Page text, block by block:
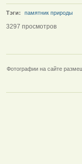
Тэги: памятник природы
3297 просмотров
Фотографии на сайте